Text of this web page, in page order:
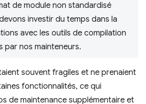
de module non standardisé
investir du temps dans la
avec les outils de compilation
par nos mainteneurs.
souvent fragiles et ne prenaient
fonctionnalités, ce qui
de maintenance supplémentaire et